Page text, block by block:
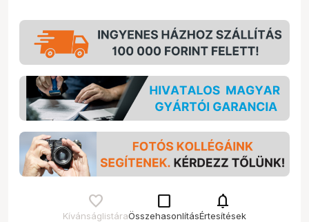
Kívánságlistára
check_box_outline_blank
Összehasonlítás
notifications
Értesítések